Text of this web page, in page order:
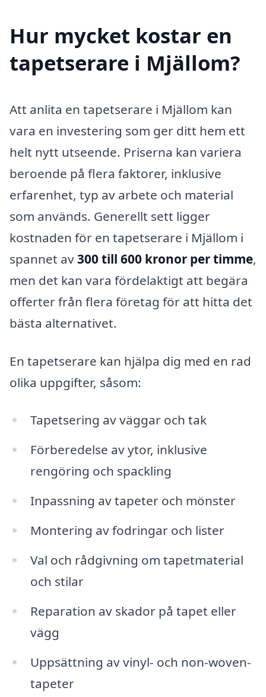
Hur mycket kostar en
tapetserare i Mjällom?
Att anlita en tapetserare i Mjällom kan
vara en investering som ger ditt hem ett
helt nytt utseende. Priserna kan variera
beroende på flera faktorer, inklusive
erfarenhet, typ av arbete och material
som används. Generellt sett ligger
kostnaden för en tapetserare i Mjällom i
spannet av300 till 600 kronor per timme,
men det kan vara fördelaktigt att begära
offerter från flera företag för att hitta det
bästa alternativet.
En tapetserare kan hjälpa dig med en rad
olika uppgifter, såsom:
Tapetsering av väggar och tak
Förberedelse av ytor, inklusive
rengöring och spackling
Inpassning av tapeter och mönster
Montering av fodringar och lister
Val och rådgivning om tapetmaterial
och stilar
Reparation av skador på tapet eller
vägg
Uppsättning av vinyl- och non-woven-
tapeter